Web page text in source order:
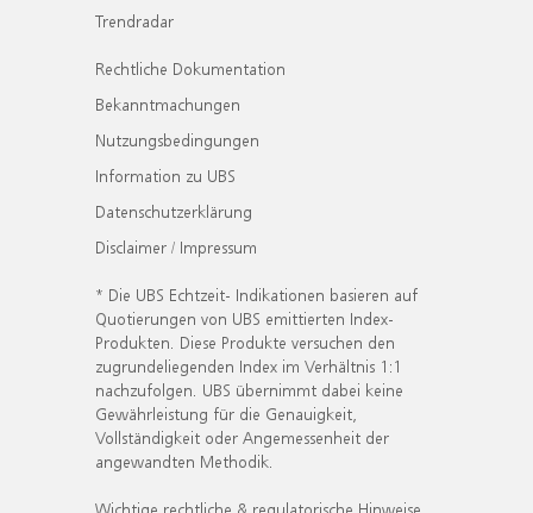
Trendradar
Rechtliche Dokumentation
Bekanntmachungen
Nutzungsbedingungen
Information zu UBS
Datenschutzerklärung
Disclaimer / Impressum
* Die UBS Echtzeit- Indikationen basieren auf
Quotierungen von UBS emittierten Index-
Produkten. Diese Produkte versuchen den
zugrundeliegenden Index im Verhältnis 1:1
nachzufolgen. UBS übernimmt dabei keine
Gewährleistung für die Genauigkeit,
Vollständigkeit oder Angemessenheit der
angewandten Methodik.